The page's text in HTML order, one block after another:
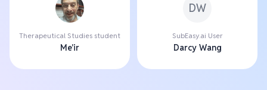
Therapeutical Studies student
Me'ir
DW
SubEasy.ai User
Darcy Wang